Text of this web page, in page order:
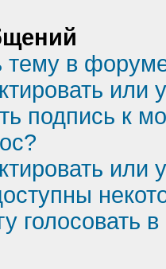
тему в
или
подпись к
или
голосовать